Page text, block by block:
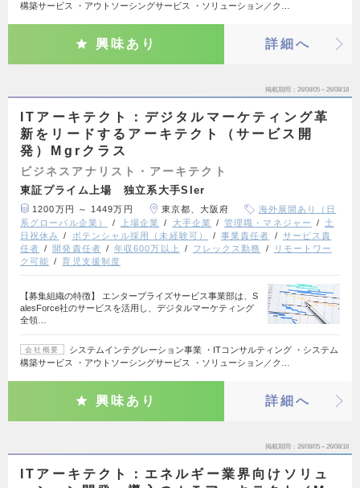
構築サービス ・アウトソーシングサービス ・ソリューション／ク…
興味あり 詳細へ
掲載期間 26/08/05～26/08/18
ITアーキテクト：デジタルマーケティング革
新をリードするアーキテクト（サービス開
発）Mgrクラス
ビジネスアナリスト・アーキテクト
東証プライム上場 独立系大手SIer
1200万円 ～ 1449万円 東京都、大阪府
海外展開あり（日
系グローバル企業）
上場企業 大手企業 管理職・マネジャー
土
日祝休み
ポテンシャル採用（未経験可） 事業責任者
サービス責
任者
開発責任者 年収600万以上 フレックス勤務
リモートワー
ク可能
育児支援制度
【募集組織の特徴】 エンタープライズサービス事業部は、S
alesForce社のサービスを活用し、デジタルマーケティング
全領…
会社概要
システムインテグレーション事業 ・ITコンサルティング ・システム
構築サービス ・アウトソーシングサービス ・ソリューション／ク…
興味あり 詳細へ
掲載期間 26/08/05～26/08/18
ITアーキテクト：エネルギー業界向けソリュ